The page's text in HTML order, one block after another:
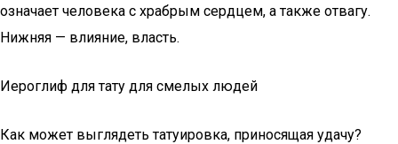
означает человека с храбрым сердцем, а также отвагу.
Нижняя — влияние, власть.
Иероглиф для тату для смелых людей
Как может выглядеть татуировка, приносящая удачу?